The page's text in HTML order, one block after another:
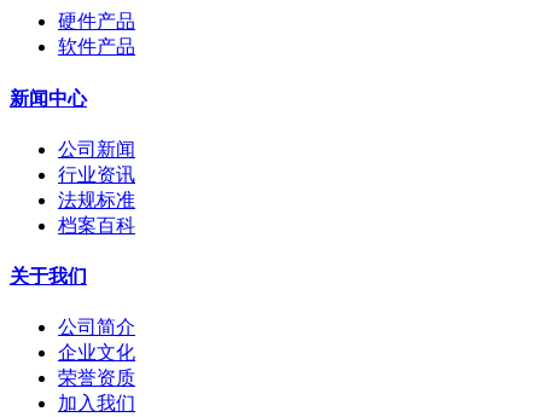
硬件产品
软件产品
新闻中心
公司新闻
行业资讯
法规标准
档案百科
关于我们
公司简介
企业文化
荣誉资质
加入我们